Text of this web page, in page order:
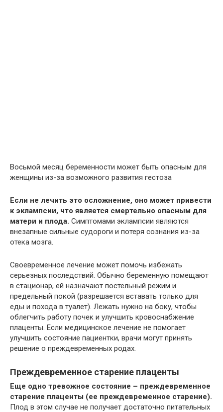
Восьмой месяц беременности может быть опасным для
женщины из-за возможного развития гестоза
Если не лечить это осложнение, оно может привести
к эклампсии, что является смертельно опасным для
матери и плода. Симптомами эклампсии являются
внезапные сильные судороги и потеря сознания из-за
отека мозга.
Своевременное лечение может помочь избежать
серьезных последствий. Обычно беременную помещают
в стационар, ей назначают постельный режим и
предельный покой (разрешается вставать только для
еды и похода в туалет). Лежать нужно на боку, чтобы
облегчить работу почек и улучшить кровоснабжение
плаценты. Если медицинское лечение не помогает
улучшить состояние пациентки, врачи могут принять
решение о преждевременных родах.
Преждевременное старение плаценты
Еще одно тревожное состояние – преждевременное
старение плаценты (ее преждевременное старение).
Плод в этом случае не получает достаточно питательных